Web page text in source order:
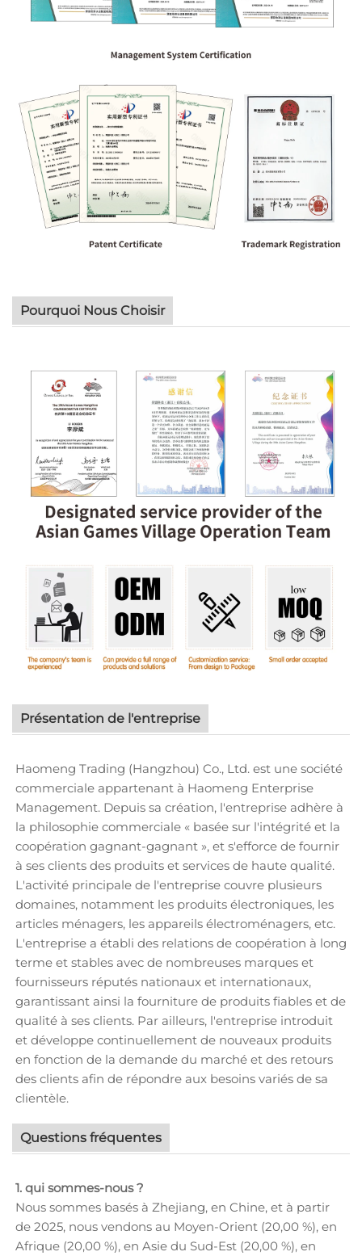
Pourquoi Nous Choisir
Présentation de l'entreprise
Haomeng Trading (Hangzhou) Co., Ltd. est une société
commerciale appartenant à Haomeng Enterprise
Management. Depuis sa création, l'entreprise adhère à
la philosophie commerciale « basée sur l'intégrité et la
coopération gagnant-gagnant », et s'efforce de fournir
à ses clients des produits et services de haute qualité.
L'activité principale de l'entreprise couvre plusieurs
domaines, notamment les produits électroniques, les
articles ménagers, les appareils électroménagers, etc.
L'entreprise a établi des relations de coopération à long
terme et stables avec de nombreuses marques et
fournisseurs réputés nationaux et internationaux,
garantissant ainsi la fourniture de produits fiables et de
qualité à ses clients. Par ailleurs, l'entreprise introduit
et développe continuellement de nouveaux produits
en fonction de la demande du marché et des retours
des clients afin de répondre aux besoins variés de sa
clientèle.
Questions fréquentes
1. qui sommes-nous ?
Nous sommes basés à Zhejiang, en Chine, et à partir
de 2025, nous vendons au Moyen-Orient (20,00 %), en
Afrique (20,00 %), en Asie du Sud-Est (20,00 %), en